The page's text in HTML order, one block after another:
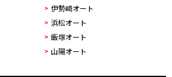
伊勢崎オート
浜松オート
飯塚オート
山陽オート